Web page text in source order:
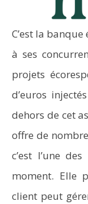
C’est la
à ses
projets
d’euros
dehors de cet
offre de
c’est l’une
moment. Elle
client peut